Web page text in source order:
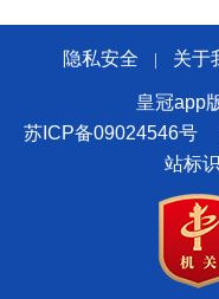
隐私安全 关于
皇冠app
苏ICP备09024546号
站标